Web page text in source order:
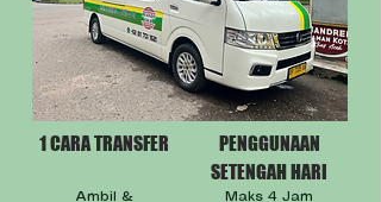
1 CARA TRANSFER
Ambil &
PENGGUNAAN
SETENGAH HARI
Maks 4 Jam